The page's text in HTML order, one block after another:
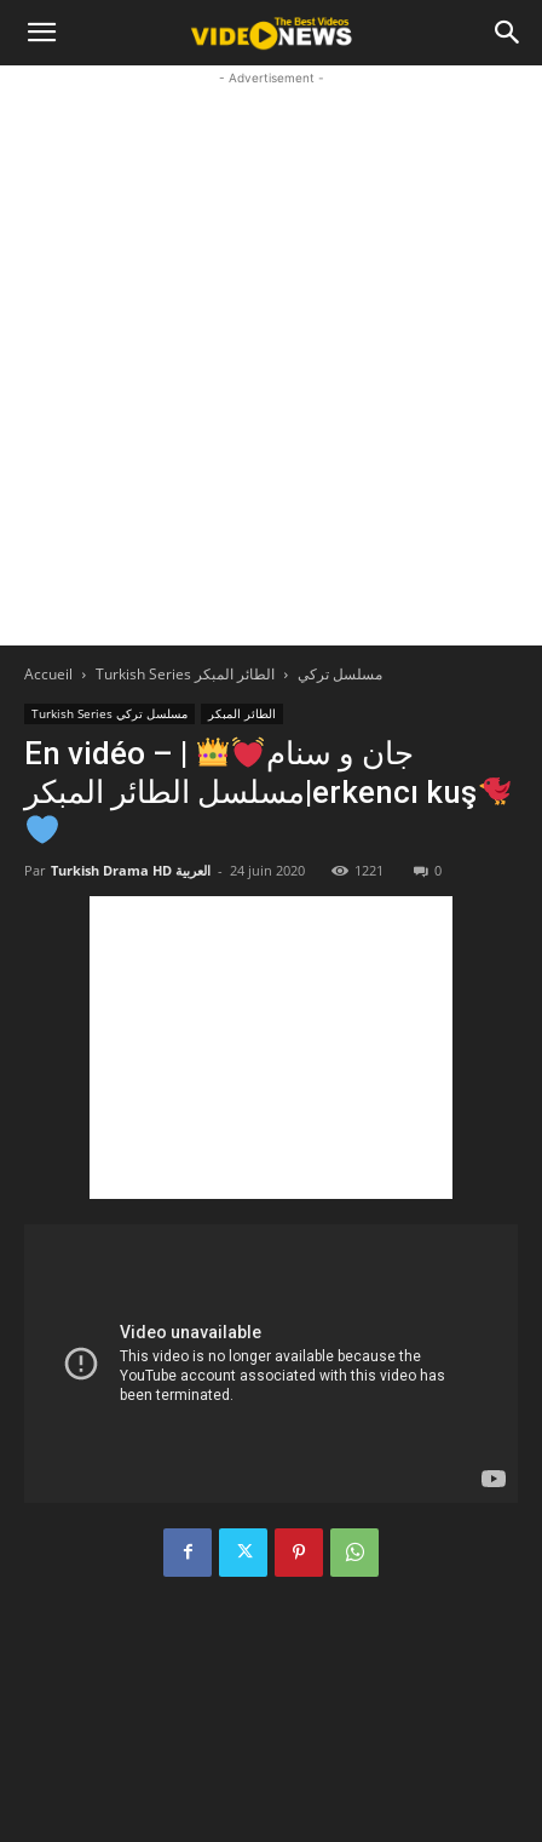
- Advertisement -
Accueil Turkish Series مسلسل تركي الطائر المبكر
Turkish Series مسلسل تركي الطائر المبكر
En vidéo – جان و سنام
|
مسلسل الطائر المبكر|erkencı kuş
Par Turkish Drama HD العربية - 24 juin 2020 1221 0